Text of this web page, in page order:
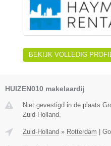
BEKIJK VOLLEDIG
HUIZEN010 makelaardij
Niet gevestigd in de plaats
Zuid-Holland.
Zuid-Holland » Rotterdam